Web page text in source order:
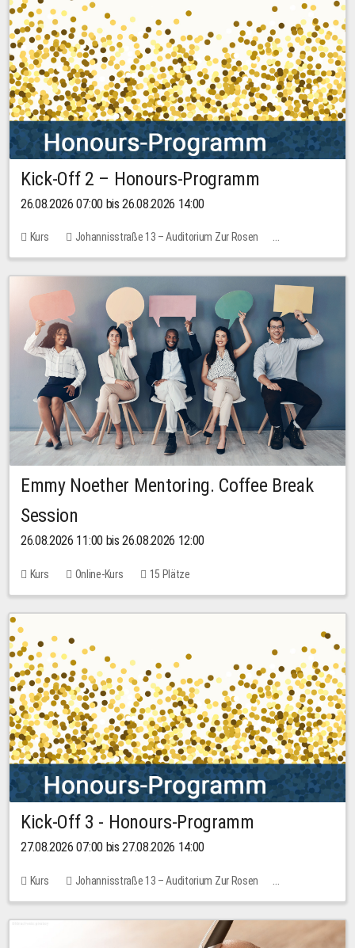
Kick-Off 2 – Honours-Programm
26.08.2026 07:00 bis 26.08.2026 14:00
Kurs
Johannisstraße 13 – Auditorium Zur Rosen
Keine freien Plätze
Emmy Noether Mentoring. Coffee Break
Session
26.08.2026 11:00 bis 26.08.2026 12:00
Kurs Online-Kurs 15 Plätze
Kick-Off 3 - Honours-Programm
27.08.2026 07:00 bis 27.08.2026 14:00
Kurs
Johannisstraße 13 – Auditorium Zur Rosen
11 Plätze